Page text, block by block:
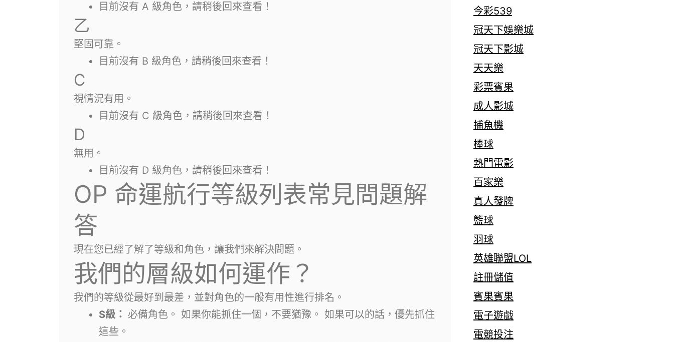
目前沒有 A 級角色，請稍後回來查看！
乙
堅固可靠。
目前沒有 B 級角色，請稍後回來查看！
C
視情況有用。
目前沒有 C 級角色，請稍後回來查看！
D
無用。
目前沒有 D 級角色，請稍後回來查看！
OP 命運航行等級列表常見問題解
答
現在您已經了解了等級和角色，讓我們來解決問題。
我們的層級如何運作？
我們的等級從最好到最差，並對角色的一般有用性進行排名。
S級： 必備角色。 如果你能抓住一個，不要猶豫。 如果可以的話，優先抓住
這些。
今彩539
冠天下娛樂城
冠天下影城
天天樂
彩票賓果
成人影城
捕魚機
棒球
熱門電影
百家樂
真人發牌
籃球
羽球
英雄聯盟LOL
註冊儲值
賓果賓果
電子遊戲
電競投注